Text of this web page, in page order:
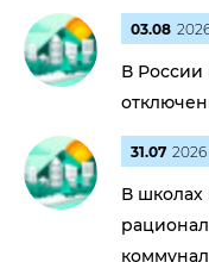
03.08
В России
31.07 2026
В школах